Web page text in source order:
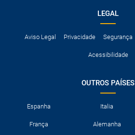
LEGAL
Aviso Legal Privacidade Segurança
Acessibilidade
OUTROS PAÍSES
Espanha Italia
França Alemanha